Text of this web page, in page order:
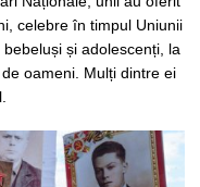
celebre în timpul Uniunii
și adolescenți, la
oameni. Mulți dintre ei